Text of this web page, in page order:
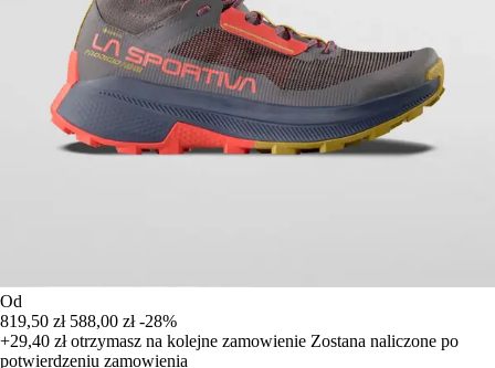
Od
819,50 zł 588,00 zł -28%
+29,40 złotrzymasz na kolejne zamowienie Zostana naliczone po
potwierdzeniu zamowienia